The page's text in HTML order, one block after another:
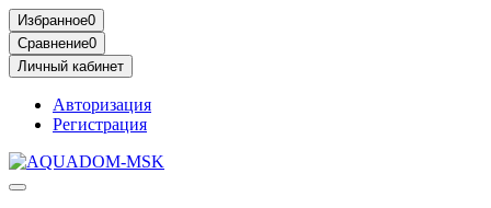
Избранное0
Сравнение0
Личный кабинет
Авторизация
Регистрация